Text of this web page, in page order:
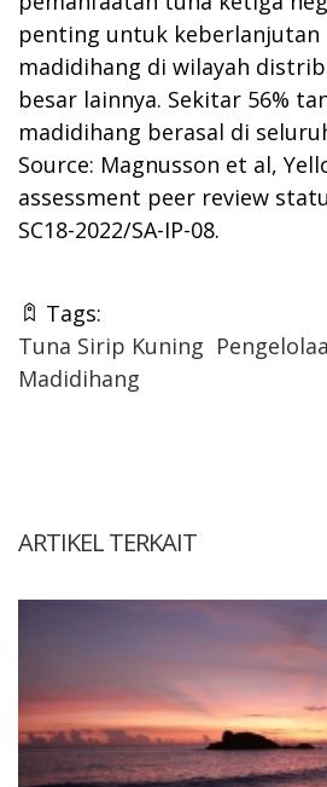
penting untuk keberlanjutan
madidihang di wilayah
besar lainnya. Sekitar 56%
madidihang berasal di
Source: Magnusson et al,
assessment peer review
SC18-2022/SA-IP-08.
Tags:
Tuna Sirip Kuning
Madidihang
ARTIKEL TERKAIT